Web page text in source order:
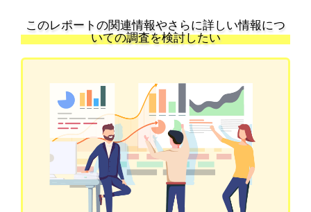
このレポートの関連情報やさらに詳しい情報につ
いての調査を検討したい